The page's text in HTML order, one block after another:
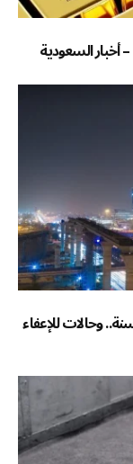
الدولة: تمكين تقسيط الديون 25 سنة.. وحالات للإعفاء